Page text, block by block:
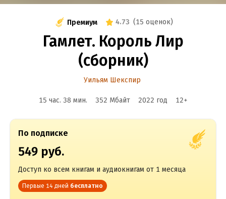
Премиум 4.73 (15 оценок)
Гамлет. Король Лир
(сборник)
Уильям Шекспир
15 час. 38 мин. 352 Мбайт 2022 год 12+
По подписке
549 руб.
Доступ ко всем книгам и аудиокнигам от 1 месяца
Первые 14 дней бесплатно